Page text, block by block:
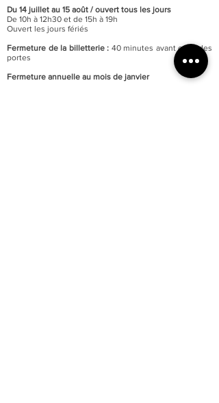
Du 14 juillet au 15 août / ouvert tous les jours
De 10h à 12h30 et de 15h à 19h
Ouvert les jours fériés
Fermeture de la billetterie : 40 minutes avant celle des
portes
Fermeture annuelle au mois de janvier